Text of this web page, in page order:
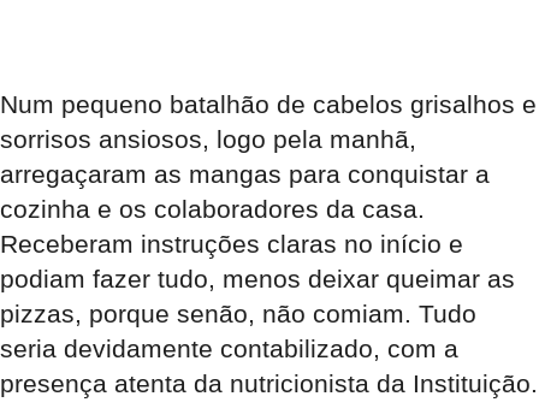
Num pequeno batalhão de cabelos grisalhos e
sorrisos ansiosos, logo pela manhã,
arregaçaram as mangas para conquistar a
cozinha e os colaboradores da casa.
Receberam instruções claras no início e
podiam fazer tudo, menos deixar queimar as
pizzas, porque senão, não comiam. Tudo
seria devidamente contabilizado, com a
presença atenta da nutricionista da Instituição.